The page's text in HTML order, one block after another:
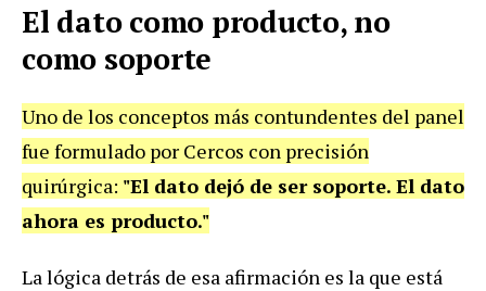
El dato como producto, no
como soporte
Uno de los conceptos más contundentes del panel
fue formulado por Cercos con precisión
quirúrgica: "El dato dejó de ser soporte. El dato
ahora es producto."
La lógica detrás de esa afirmación es la que está